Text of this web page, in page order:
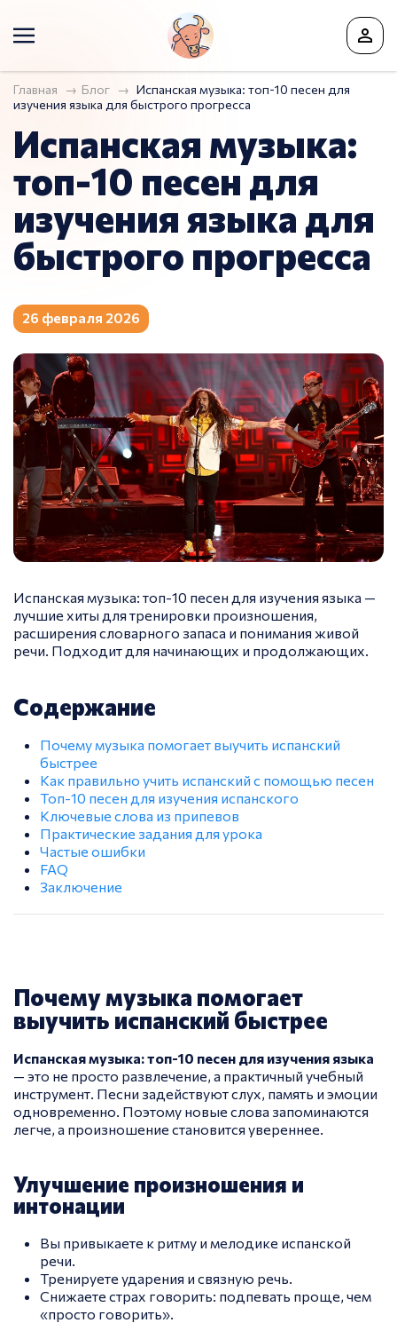
Главная Блог
Испанская музыка: топ-10 песен для
изучения языка для быстрого прогресса
Испанская музыка:
топ-10 песен для
изучения языка для
быстрого прогресса
26 февраля 2026
Испанская музыка: топ-10 песен для изучения языка —
лучшие хиты для тренировки произношения,
расширения словарного запаса и понимания живой
речи. Подходит для начинающих и продолжающих.
Содержание
Почему музыка помогает выучить испанский
быстрее
Как правильно учить испанский с помощью песен
Топ-10 песен для изучения испанского
Ключевые слова из припевов
Практические задания для урока
Частые ошибки
FAQ
Заключение
Почему музыка помогает
выучить испанский быстрее
Испанская музыка: топ-10 песен для изучения языка
— это не просто развлечение, а практичный учебный
инструмент. Песни задействуют слух, память и эмоции
одновременно. Поэтому новые слова запоминаются
легче, а произношение становится увереннее.
Улучшение произношения и
интонации
Вы привыкаете к ритму и мелодике испанской
речи.
Тренируете ударения и связную речь.
Снижаете страх говорить: подпевать проще, чем
«просто говорить».